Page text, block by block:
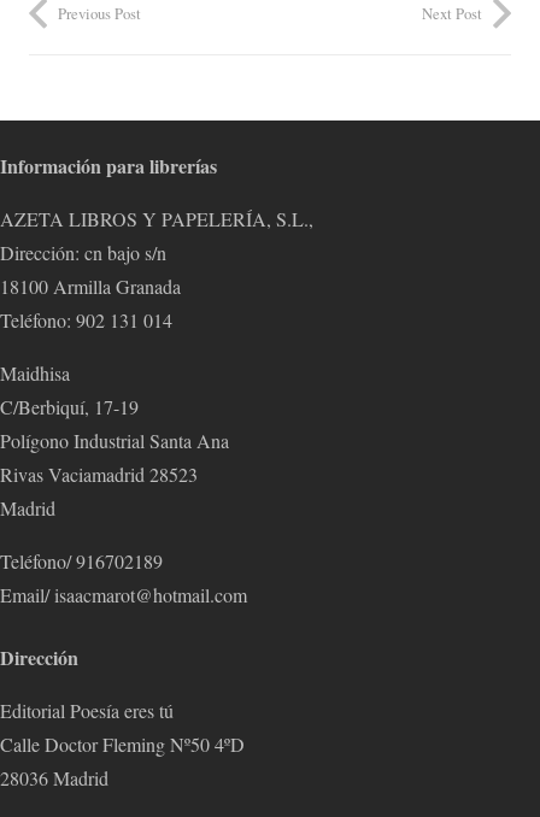
Previous Post Next Post
Información para librerías
AZETA LIBROS Y PAPELERÍA, S.L.,
Dirección: cn bajo s/n
18100 Armilla Granada
Teléfono: 902 131 014
Maidhisa
C/Berbiquí, 17-19
Polígono Industrial Santa Ana
Rivas Vaciamadrid 28523
Madrid
Teléfono/ 916702189
Email/ isaacmarot@hotmail.com
Dirección
Editorial Poesía eres tú
Calle Doctor Fleming Nº50 4ºD
28036 Madrid